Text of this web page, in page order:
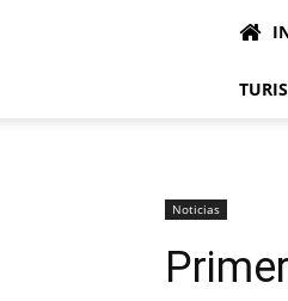
Noticias